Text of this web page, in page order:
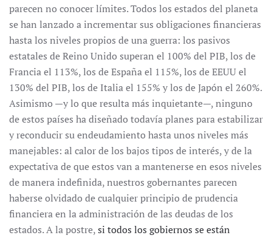
parecen no conocer límites. Todos los estados del planeta
se han lanzado a incrementar sus obligaciones financieras
hasta los niveles propios de una guerra: los pasivos
estatales de Reino Unido superan el 100% del PIB, los de
Francia el 113%, los de España el 115%, los de EEUU el
130% del PIB, los de Italia el 155% y los de Japón el 260%.
Asimismo —y lo que resulta más inquietante—, ninguno
de estos países ha diseñado todavía planes para estabilizar
y reconducir su endeudamiento hasta unos niveles más
manejables: al calor de los bajos tipos de interés, y de la
expectativa de que estos van a mantenerse en esos niveles
de manera indefinida, nuestros gobernantes parecen
haberse olvidado de cualquier principio de prudencia
financiera en la administración de las deudas de los
estados. A la postre,si todos los gobiernos se están